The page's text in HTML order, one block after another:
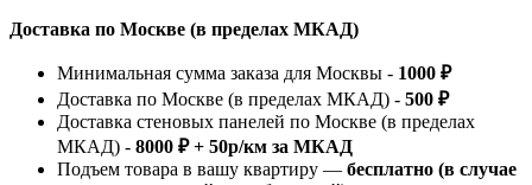
Доставка по Москве (в пределах МКАД)
Минимальная сумма заказа для Москвы - 1000 ₽
Доставка по Москве (в пределах МКАД) - 500 ₽
Доставка стеновых панелей по Москве (в пределах
МКАД) - 8000 ₽ + 50р/км за МКАД
Подъем товара в вашу квартиру — бесплатно (в случае